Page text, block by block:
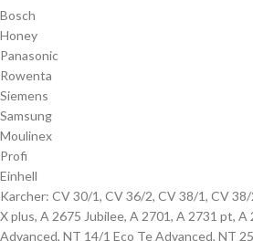
Bosch
Honey
Panasonic
Rowenta
Siemens
Samsung
Moulinex
Profi
Einhell
Karcher: CV 30/1, CV 36/2, CV 38/1, CV
X plus, A 2675 Jubilee, A 2701, A 2731 pt, A
Advanced, NT 14/1 Eco Te Advanced, NT